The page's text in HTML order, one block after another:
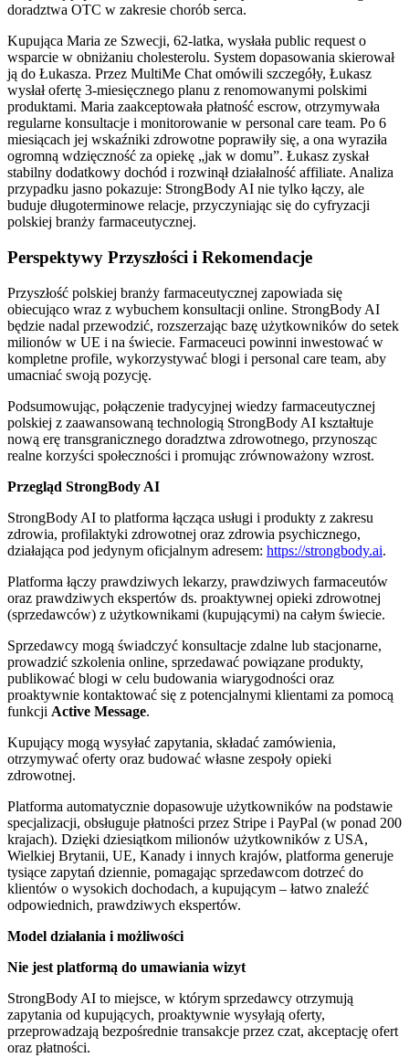
doradztwa OTC w zakresie chorób serca.
Kupująca Maria ze Szwecji, 62-latka, wysłała public request o
wsparcie w obniżaniu cholesterolu. System dopasowania skierował
ją do Łukasza. Przez MultiMe Chat omówili szczegóły, Łukasz
wysłał ofertę 3-miesięcznego planu z renomowanymi polskimi
produktami. Maria zaakceptowała płatność escrow, otrzymywała
regularne konsultacje i monitorowanie w personal care team. Po 6
miesiącach jej wskaźniki zdrowotne poprawiły się, a ona wyraziła
ogromną wdzięczność za opiekę „jak w domu”. Łukasz zyskał
stabilny dodatkowy dochód i rozwinął działalność affiliate. Analiza
przypadku jasno pokazuje: StrongBody AI nie tylko łączy, ale
buduje długoterminowe relacje, przyczyniając się do cyfryzacji
polskiej branży farmaceutycznej.
Perspektywy Przyszłości i Rekomendacje
Przyszłość polskiej branży farmaceutycznej zapowiada się
obiecująco wraz z wybuchem konsultacji online. StrongBody AI
będzie nadal przewodzić, rozszerzając bazę użytkowników do setek
milionów w UE i na świecie. Farmaceuci powinni inwestować w
kompletne profile, wykorzystywać blogi i personal care team, aby
umacniać swoją pozycję.
Podsumowując, połączenie tradycyjnej wiedzy farmaceutycznej
polskiej z zaawansowaną technologią StrongBody AI kształtuje
nową erę transgranicznego doradztwa zdrowotnego, przynosząc
realne korzyści społeczności i promując zrównoważony wzrost.
Przegląd StrongBody AI
StrongBody AI to platforma łącząca usługi i produkty z zakresu
zdrowia, profilaktyki zdrowotnej oraz zdrowia psychicznego,
działająca pod jedynym oficjalnym adresem: https://strongbody.ai.
Platforma łączy prawdziwych lekarzy, prawdziwych farmaceutów
oraz prawdziwych ekspertów ds. proaktywnej opieki zdrowotnej
(sprzedawców) z użytkownikami (kupującymi) na całym świecie.
Sprzedawcy mogą świadczyć konsultacje zdalne lub stacjonarne,
prowadzić szkolenia online, sprzedawać powiązane produkty,
publikować blogi w celu budowania wiarygodności oraz
proaktywnie kontaktować się z potencjalnymi klientami za pomocą
funkcji Active Message.
Kupujący mogą wysyłać zapytania, składać zamówienia,
otrzymywać oferty oraz budować własne zespoły opieki
zdrowotnej.
Platforma automatycznie dopasowuje użytkowników na podstawie
specjalizacji, obsługuje płatności przez Stripe i PayPal (w ponad 200
krajach). Dzięki dziesiątkom milionów użytkowników z USA,
Wielkiej Brytanii, UE, Kanady i innych krajów, platforma generuje
tysiące zapytań dziennie, pomagając sprzedawcom dotrzeć do
klientów o wysokich dochodach, a kupującym – łatwo znaleźć
odpowiednich, prawdziwych ekspertów.
Model działania i możliwości
Nie jest platformą do umawiania wizyt
StrongBody AI to miejsce, w którym sprzedawcy otrzymują
zapytania od kupujących, proaktywnie wysyłają oferty,
przeprowadzają bezpośrednie transakcje przez czat, akceptację ofert
oraz płatności.